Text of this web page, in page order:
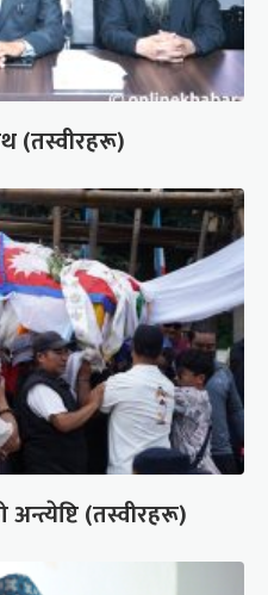
(तस्वीरहरू)
(तस्वीरहरू)